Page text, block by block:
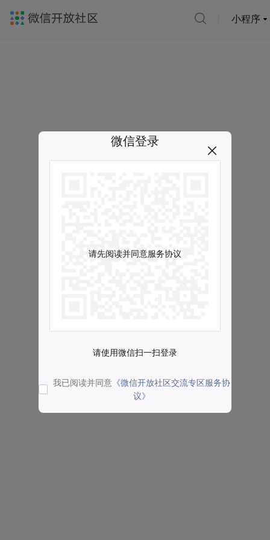
小程序
微信登录
请先阅读并同意服务协议
请使用微信扫一扫登录
我已阅读并同意 《微信开放社区交流专区服务协
议》